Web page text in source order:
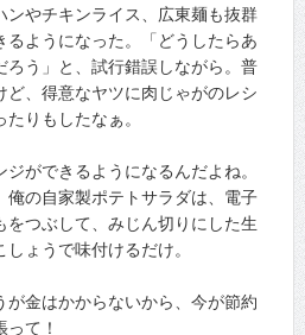
やチキンライス、広東麺も抜群
るようになった。「どうしたらあ
う」と、試行錯誤しながら。普
、得意なヤツに肉じゃがのレシ
りもしたなぁ。
ができるようになるんだよね。
俺の自家製ポテトサラダは、電子
をつぶして、みじん切りにした生
ょうで味付けるだけ。
金はかからないから、今が節約
て！